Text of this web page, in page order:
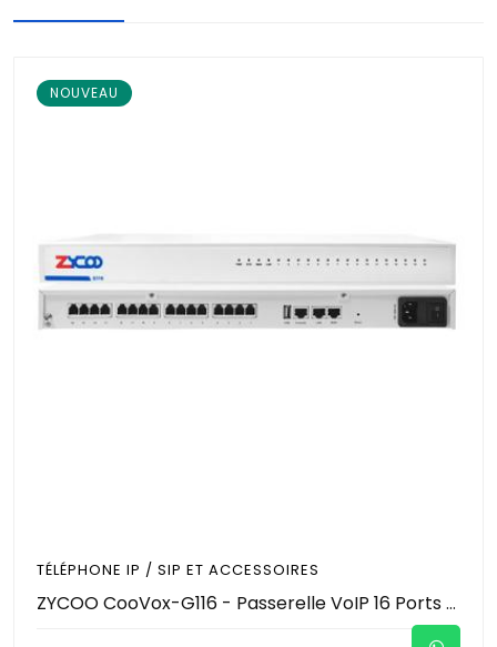
NOUVEAU
TÉLÉPHONE IP / SIP ET ACCESSOIRES
ZYCOO CooVox-G116 - Passerelle VoIP 16 Ports FXO - Gateway Analogique vers SIP - 16 Lignes RTC Simultanées - Format Rackable 1U - Passerelle Téléphonique IP Entreprise